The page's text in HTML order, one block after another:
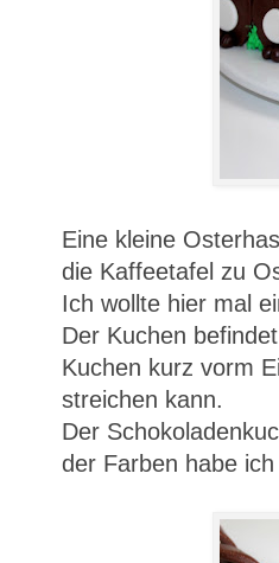
Eine kleine
die Kaffeetafel zu
Ich wollte hier mal
Der Kuchen
Kuchen kurz vorm
streichen kann.
Der
der Farben habe